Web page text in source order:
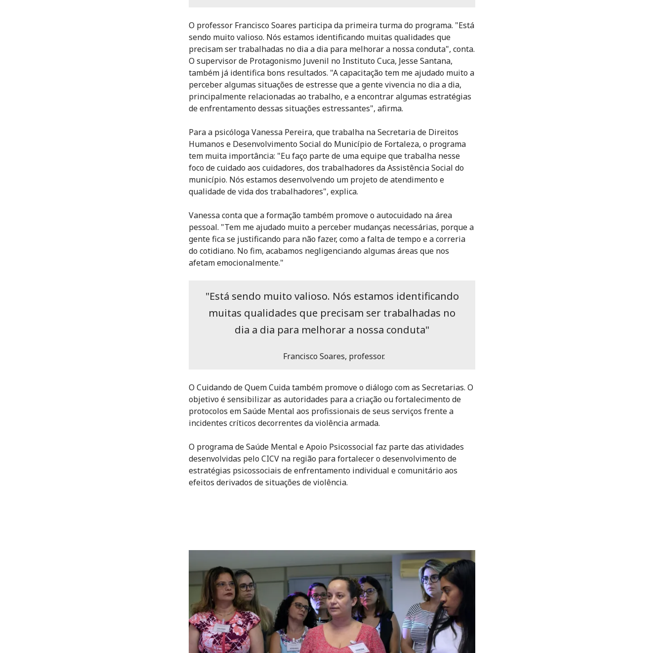
O professor Francisco Soares participa da primeira turma do programa. "Está
sendo muito valioso. Nós estamos identificando muitas qualidades que
precisam ser trabalhadas no dia a dia para melhorar a nossa conduta", conta.
O supervisor de Protagonismo Juvenil no Instituto Cuca, Jesse Santana,
também já identifica bons resultados. "A capacitação tem me ajudado muito a
perceber algumas situações de estresse que a gente vivencia no dia a dia,
principalmente relacionadas ao trabalho, e a encontrar algumas estratégias
de enfrentamento dessas situações estressantes", afirma.
Para a psicóloga Vanessa Pereira, que trabalha na Secretaria de Direitos
Humanos e Desenvolvimento Social do Município de Fortaleza, o programa
tem muita importância: "Eu faço parte de uma equipe que trabalha nesse
foco de cuidado aos cuidadores, dos trabalhadores da Assistência Social do
município. Nós estamos desenvolvendo um projeto de atendimento e
qualidade de vida dos trabalhadores", explica.
Vanessa conta que a formação também promove o autocuidado na área
pessoal. "Tem me ajudado muito a perceber mudanças necessárias, porque a
gente fica se justificando para não fazer, como a falta de tempo e a correria
do cotidiano. No fim, acabamos negligenciando algumas áreas que nos
afetam emocionalmente."
"Está sendo muito valioso. Nós estamos identificando
muitas qualidades que precisam ser trabalhadas no
dia a dia para melhorar a nossa conduta"
Francisco Soares, professor.
O Cuidando de Quem Cuida também promove o diálogo com as Secretarias. O
objetivo é sensibilizar as autoridades para a criação ou fortalecimento de
protocolos em Saúde Mental aos profissionais de seus serviços frente a
incidentes críticos decorrentes da violência armada.
O programa de Saúde Mental e Apoio Psicossocial faz parte das atividades
desenvolvidas pelo CICV na região para fortalecer o desenvolvimento de
estratégias psicossociais de enfrentamento individual e comunitário aos
efeitos derivados de situações de violência.